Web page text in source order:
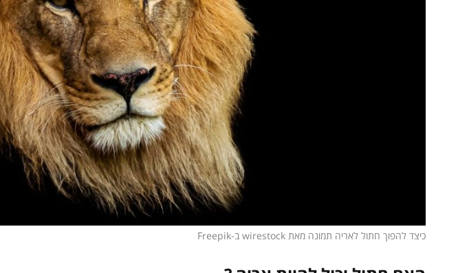
כיצד להפוך חתול לאריה תמונה מאת wirestock ב-Freepik